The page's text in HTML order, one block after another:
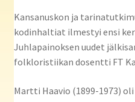
Kansanuskon ja
kodinhaltiat ilmestyi ensi
Juhlapainoksen uudet
folkloristiikan dosentti FT
Martti Haavio (1899-1973)